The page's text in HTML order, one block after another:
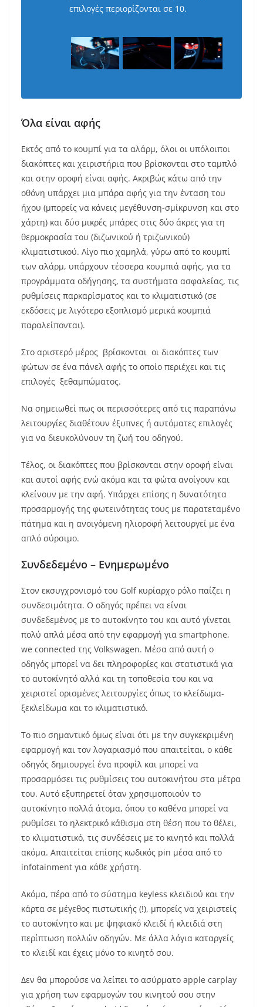
επιλογές περιορίζονται σε 10.
Όλα είναι αφής
Εκτός από το κουμπί για τα αλάρμ, όλοι οι υπόλοιποι
διακόπτες και χειριστήρια που βρίσκονται στο ταμπλό
και στην οροφή είναι αφής. Ακριβώς κάτω από την
οθόνη υπάρχει μια μπάρα αφής για την ένταση του
ήχου (μπορείς να κάνεις μεγέθυνση-σμίκρυνση και στο
χάρτη) και δύο μικρές μπάρες στις δύο άκρες για τη
θερμοκρασία του (διζωνικού ή τριζωνικού)
κλιματιστικού. Λίγο πιο χαμηλά, γύρω από το κουμπί
των αλάρμ, υπάρχουν τέσσερα κουμπιά αφής, για τα
προγράμματα οδήγησης, τα συστήματα ασφαλείας, τις
ρυθμίσεις παρκαρίσματος και το κλιματιστικό (σε
εκδόσεις με λιγότερο εξοπλισμό μερικά κουμπιά
παραλείπονται).
Στο αριστερό μέρος βρίσκονται οι διακόπτες των
φώτων σε ένα πάνελ αφής το οποίο περιέχει και τις
επιλογές ξεθαμπώματος.
Να σημειωθεί πως οι περισσότερες από τις παραπάνω
λειτουργίες διαθέτουν έξυπνες ή αυτόματες επιλογές
για να διευκολύνουν τη ζωή του οδηγού.
Τέλος, οι διακόπτες που βρίσκονται στην οροφή είναι
και αυτοί αφής ενώ ακόμα και τα φώτα ανοίγουν και
κλείνουν με την αφή. Υπάρχει επίσης η δυνατότητα
προσαρμογής της φωτεινότητας τους με παρατεταμένο
πάτημα και η ανοιγόμενη ηλιοροφή λειτουργεί με ένα
απλό σύρσιμο.
Συνδεδεμένο – Ενημερωμένο
Στον εκσυγχρονισμό του Golf κυρίαρχο ρόλο παίζει η
συνδεσιμότητα. Ο οδηγός πρέπει να είναι
συνδεδεμένος με το αυτοκίνητο του και αυτό γίνεται
πολύ απλά μέσα από την εφαρμογή για smartphone,
we connected της Volkswagen. Μέσα από αυτή ο
οδηγός μπορεί να δει πληροφορίες και στατιστικά για
το αυτοκίνητό αλλά και τη τοποθεσία του και να
χειριστεί ορισμένες λειτουργίες όπως το κλείδωμα-
ξεκλείδωμα και το κλιματιστικό.
Το πιο σημαντικό όμως είναι ότι με την συγκεκριμένη
εφαρμογή και τον λογαριασμό που απαιτείται, ο κάθε
οδηγός δημιουργεί ένα προφίλ και μπορεί να
προσαρμόσει τις ρυθμίσεις του αυτοκινήτου στα μέτρα
του. Αυτό εξυπηρετεί όταν χρησιμοποιούν το
αυτοκίνητο πολλά άτομα, όπου το καθένα μπορεί να
ρυθμίσει το ηλεκτρικό κάθισμα στη θέση που το θέλει,
το κλιματιστικό, τις συνδέσεις με το κινητό και πολλά
ακόμα. Απαιτείται επίσης κωδικός pin μέσα από το
infotainment για κάθε χρήστη.
Ακόμα, πέρα από το σύστημα keyless κλειδιού και την
κάρτα σε μέγεθος πιστωτικής (!), μπορείς να χειριστείς
το αυτοκίνητο και με ψηφιακό κλειδί ή κλειδιά στη
περίπτωση πολλών οδηγών. Με άλλα λόγια καταργείς
το κλειδί και έχεις μόνο το κινητό σου.
Δεν θα μπορούσε να λείπει το ασύρματο apple carplay
για χρήση των εφαρμογών του κινητού σου στην